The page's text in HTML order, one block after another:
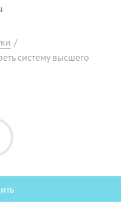
/
систему высшего